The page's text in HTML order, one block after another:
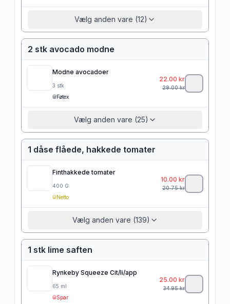
Vælg anden vare (12)
2 stk avocado modne
Modne avocadoer
3 stk
Føtex
22.00 kr
29.00kr
Vælg anden vare (25)
1 dåse flåede, hakkede tomater
Finthakkede tomater
400 G
Netto
10.00 kr
20.75kr
Vælg anden vare (139)
1 stk lime saften
Rynkeby Squeeze Cit/li/app
65 ml
Spar
25.00 kr
34.95kr